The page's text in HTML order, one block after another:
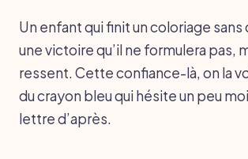
Un enfant qui finit un coloriage
une victoire qu’il ne formulera pas,
ressent. Cette confiance-là, on la
du crayon bleu qui hésite un peu
lettre d’après.